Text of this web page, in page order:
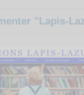
"Lapis-